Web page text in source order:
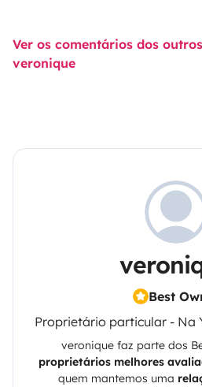
Ver os comentários dos
veronique
Best
Proprietário particular - Na
veroniquefaz parte dos
proprietários melhores
quem mantemos uma